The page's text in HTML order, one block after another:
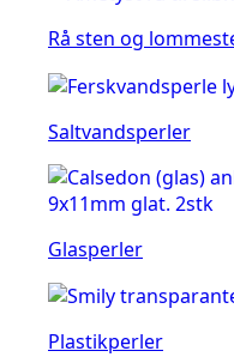
Rå sten og
Saltvandsperler
Glasperler
Plastikperler